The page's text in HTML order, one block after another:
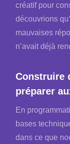
créatif pour
découvrions
mauvaises
n’avait déjà
Construire
préparer
En
bases
dans ce que